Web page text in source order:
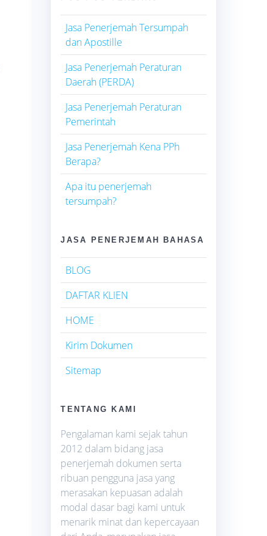
Jasa Penerjemah Tersumpah
dan Apostille
Jasa Penerjemah Peraturan
Daerah (PERDA)
Jasa Penerjemah Peraturan
Pemerintah
Jasa Penerjemah Kena PPh
Berapa?
Apa itu penerjemah
tersumpah?
JASA PENERJEMAH BAHASA
BLOG
DAFTAR KLIEN
HOME
Kirim Dokumen
Sitemap
TENTANG KAMI
Pengalaman kami sejak tahun
2012 dalam bidang jasa
penerjemah dokumen serta
ribuan pengguna jasa yang
merasakan kepuasan adalah
modal dasar bagi kami untuk
menarik minat dan kepercayaan